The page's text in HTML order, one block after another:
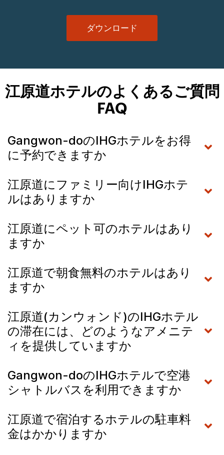
ダウンロード
江原道ホテルのよくあるご質問
FAQ
Gangwon-doのIHGホテルをお得
に予約できますか
江原道にファミリー向けIHGホテ
ルはありますか
江原道にペット可のホテルはあり
ますか
江原道で朝食無料のホテルはあり
ますか
江原道(カンウォンド)のIHGホテル
の滞在には、どのようなアメニテ
ィを提供していますか
Gangwon-doのIHGホテルで空港
シャトルバスを利用できますか
江原道で宿泊するホテルの駐車料
金はかかりますか